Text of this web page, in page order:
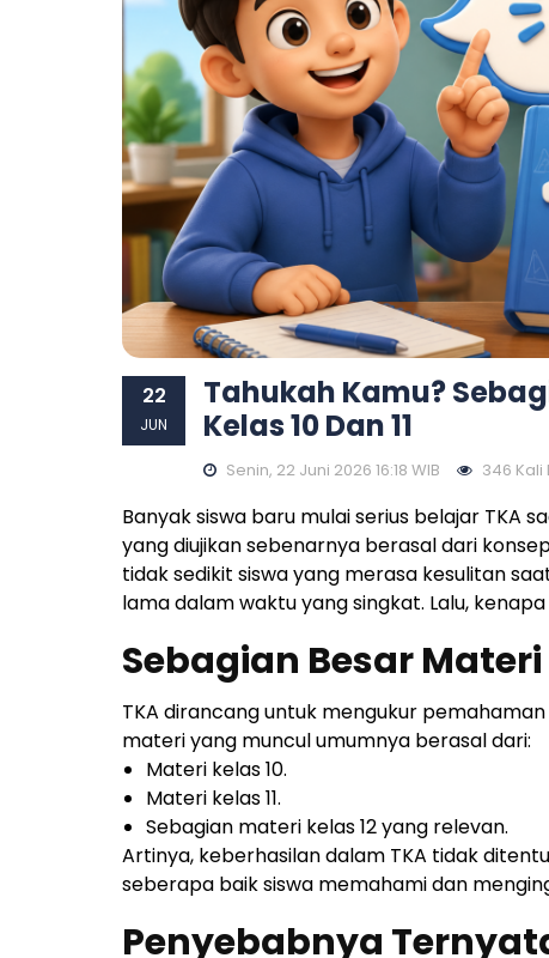
22
JUN
Tahukah Kamu?
Kelas 10 Dan 11
Senin, 22 Juni 2026 16:18 WIB 346 Kali
Banyak siswa baru mulai serius belajar TKA
yang diujikan sebenarnya berasal dari
tidak sedikit siswa yang merasa kesulitan
lama dalam waktu yang singkat. Lalu,
Sebagian Besar
TKA dirancang untuk mengukur
materi yang muncul umumnya berasal dari:
Materi kelas 10.
Materi kelas 11.
Sebagian materi kelas 12 yang relevan.
Artinya, keberhasilan dalam TKA tidak
seberapa baik siswa memahami dan
Penyebabnya